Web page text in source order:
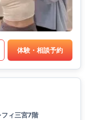
体験・相談予約
ィ三宮7階